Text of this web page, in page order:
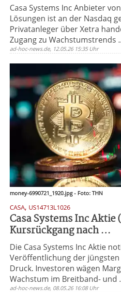
Casa Systems Inc Anbieter
Lösungen ist an der Nasdaq
Privatanleger über Xetra
Zugang zu Wachstumstrends
ad-hoc-news.de, 12.05.26 15:35 Uhr
money-6990721_1920.jpg - Foto: THN
CASA, US14713L1026
Casa Systems Inc Aktie
Kursrückgang nach ...
Die Casa Systems Inc Aktie
Veröffentlichung der
Druck. Investoren wägen
Wachstum im Breitband- und
ad-hoc-news.de, 08.05.26 16:08 Uhr